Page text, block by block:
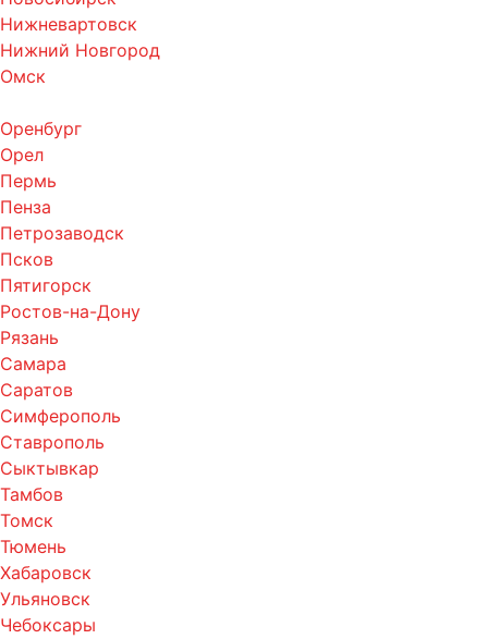
Нижневартовск
Нижний Новгород
Омск
Оренбург
Орел
Пермь
Пенза
Петрозаводск
Псков
Пятигорск
Ростов-на-Дону
Рязань
Самара
Саратов
Симферополь
Ставрополь
Сыктывкар
Тамбов
Томск
Тюмень
Хабаровск
Ульяновск
Чебоксары